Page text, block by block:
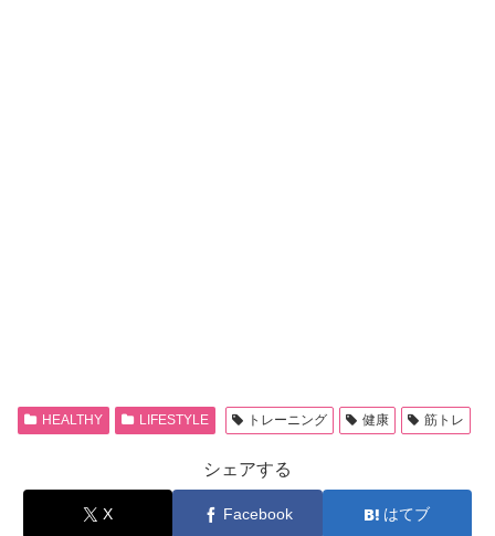
HEALTHY LIFESTYLE トレーニング 健康 筋トレ
シェアする
X Facebook はてブ